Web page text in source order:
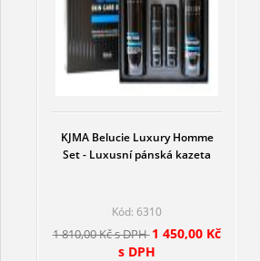
KJMA Belucie Luxury Homme
Set - Luxusní pánská kazeta
Kód: 6310
1 810,00 Kč s DPH1 450,00 Kč
s DPH